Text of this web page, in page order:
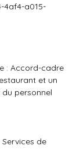
4af4-a015-
: Accord-cadre
et un
personnel
de